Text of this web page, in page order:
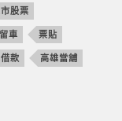
股票
車 票貼
款 高雄當舖